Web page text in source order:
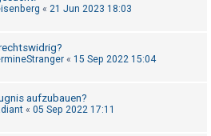
« 21 Jun 2023 18:03
« 15 Sep 2022 15:04
aufzubauen?
« 05 Sep 2022 17:11